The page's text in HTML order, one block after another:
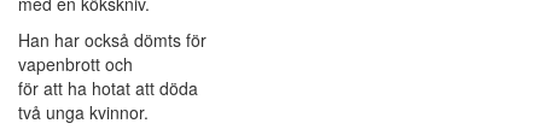
Han har också dömts för
vapenbrott och
för att ha hotat att döda
två unga kvinnor.